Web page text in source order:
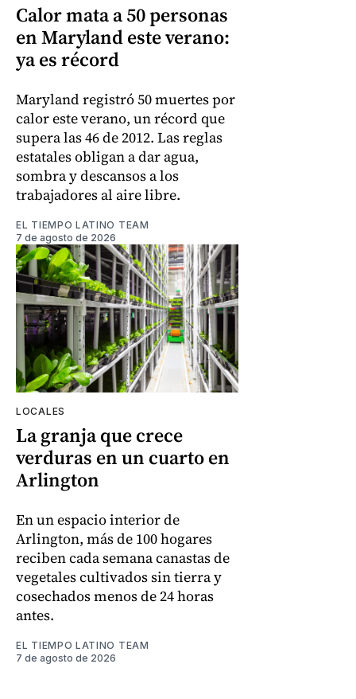
Calor mata a 50 personas
en Maryland este verano:
ya es récord
Maryland registró 50 muertes por
calor este verano, un récord que
supera las 46 de 2012. Las reglas
estatales obligan a dar agua,
sombra y descansos a los
trabajadores al aire libre.
EL TIEMPO LATINO TEAM
7 de agosto de 2026
LOCALES
La granja que crece
verduras en un cuarto en
Arlington
En un espacio interior de
Arlington, más de 100 hogares
reciben cada semana canastas de
vegetales cultivados sin tierra y
cosechados menos de 24 horas
antes.
EL TIEMPO LATINO TEAM
7 de agosto de 2026